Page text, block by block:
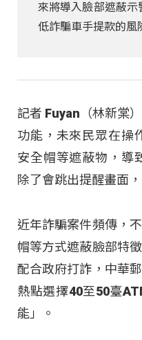
來將導入臉部遮蔽示
低詐騙車手提款的風
記者 Fuyan（林新棠
功能，未來民眾在操
安全帽等遮蔽物，導
除了會跳出提醒畫面
近年詐騙案件頻傳，
帽等方式遮蔽臉部特
配合政府打詐，中華
熱點選擇40至50臺
能」。